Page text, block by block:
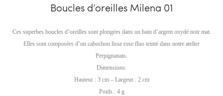
Boucles d’oreilles Milena 01
Ces superbes boucles d’oreilles sont plongées dans un bain d’argent oxydé noir mat.
Elles sont composées d’un cabochon lisse rose fluo teinté dans notre atelier
Perpignanais.
Dimensions:
Hauteur : 3 cm – Largeur : 2 cm
Poids : 4 g